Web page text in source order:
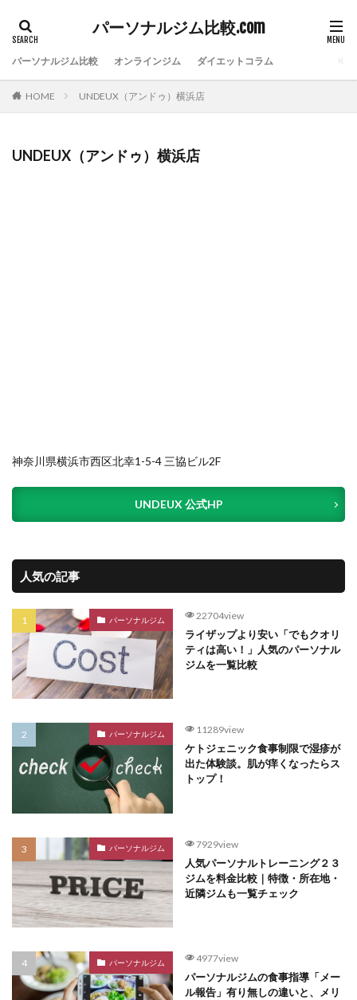
パーソナルジム比較.com
パーソナルジム比較 オンラインジム ダイエットコラム
HOME UNDEUX（アンドゥ）横浜店
UNDEUX（アンドゥ）横浜店
神奈川県横浜市西区北幸1-5-4 三協ビル2F
UNDEUX 公式HP
人気の記事
パーソナルジム 22704view
ライザップより安い「でもクオリ
ティは高い！」人気のパーソナル
ジムを一覧比較
パーソナルジム 11289view
ケトジェニック食事制限で湿疹が
出た体験談。肌が痒くなったらス
トップ！
パーソナルジム 7929view
人気パーソナルトレーニング２３
ジムを料金比較｜特徴・所在地・
近隣ジムも一覧チェック
パーソナルジム 4977view
パーソナルジムの食事指導「メー
ル報告」有り無しの違いと、メリ